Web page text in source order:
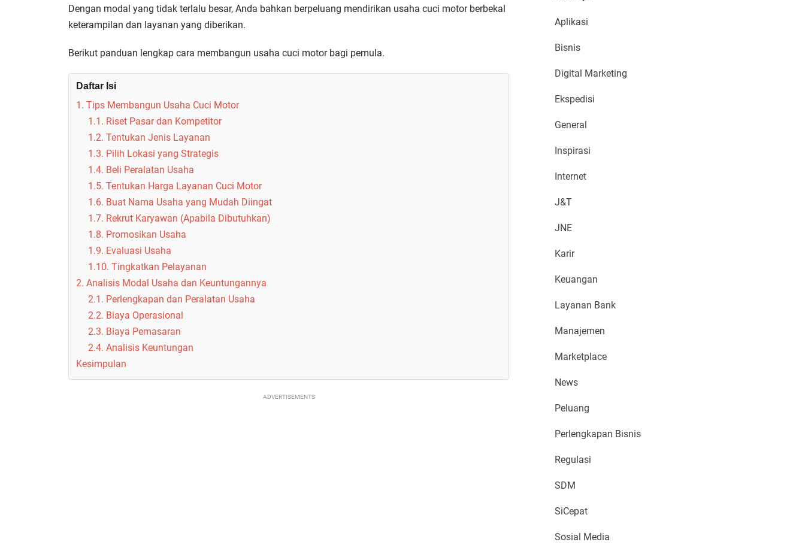
Dengan modal yang tidak terlalu besar, Anda bahkan berpeluang mendirikan usaha cuci motor berbekal
keterampilan dan layanan yang diberikan.
Berikut panduan lengkap cara membangun usaha cuci motor bagi pemula.
Daftar Isi
1. Tips Membangun Usaha Cuci Motor
1.1. Riset Pasar dan Kompetitor
1.2. Tentukan Jenis Layanan
1.3. Pilih Lokasi yang Strategis
1.4. Beli Peralatan Usaha
1.5. Tentukan Harga Layanan Cuci Motor
1.6. Buat Nama Usaha yang Mudah Diingat
1.7. Rekrut Karyawan (Apabila Dibutuhkan)
1.8. Promosikan Usaha
1.9. Evaluasi Usaha
1.10. Tingkatkan Pelayanan
2. Analisis Modal Usaha dan Keuntungannya
2.1. Perlengkapan dan Peralatan Usaha
2.2. Biaya Operasional
2.3. Biaya Pemasaran
2.4. Analisis Keuntungan
Kesimpulan
ADVERTISEMENTS
Aplikasi
Bisnis
Digital Marketing
Ekspedisi
General
Inspirasi
Internet
J&T
JNE
Karir
Keuangan
Layanan Bank
Manajemen
Marketplace
News
Peluang
Perlengkapan Bisnis
Regulasi
SDM
SiCepat
Sosial Media